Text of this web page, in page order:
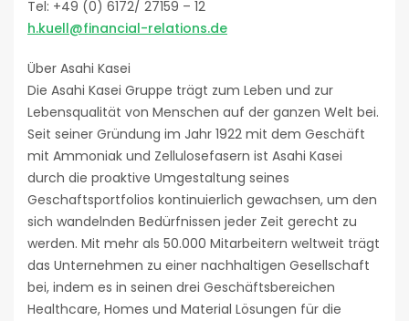
Tel: +49 (0) 6172/ 27159 – 12
h.kuell@financial-relations.de
Über Asahi Kasei
Die Asahi Kasei Gruppe trägt zum Leben und zur
Lebensqualität von Menschen auf der ganzen Welt bei.
Seit seiner Gründung im Jahr 1922 mit dem Geschäft
mit Ammoniak und Zellulosefasern ist Asahi Kasei
durch die proaktive Umgestaltung seines
Geschaftsportfolios kontinuierlich gewachsen, um den
sich wandelnden Bedürfnissen jeder Zeit gerecht zu
werden. Mit mehr als 50.000 Mitarbeitern weltweit trägt
das Unternehmen zu einer nachhaltigen Gesellschaft
bei, indem es in seinen drei Geschäftsbereichen
Healthcare, Homes und Material Lösungen für die